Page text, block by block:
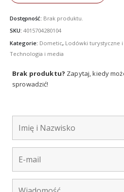
Dostępność: Brak produktu.
SKU: 4015704280104
Kategorie: Dometic, Lodówki turystyczne
Technologia i media
Brak produktu? Zapytaj, kiedy
sprowadzić!